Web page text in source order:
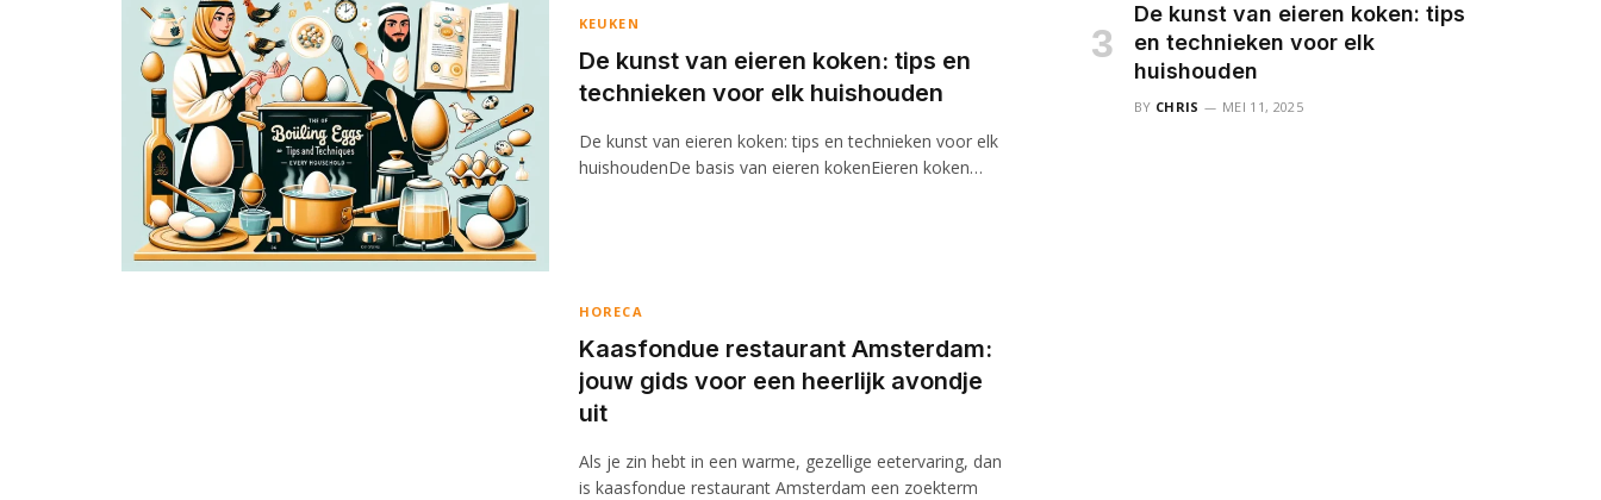
KEUKEN
De kunst van eieren koken: tips en
technieken voor elk huishouden
De kunst van eieren koken: tips en technieken voor elk
huishoudenDe basis van eieren kokenEieren koken…
HORECA
Kaasfondue restaurant Amsterdam:
jouw gids voor een heerlijk avondje
uit
Als je zin hebt in een warme, gezellige eetervaring, dan
is kaasfondue restaurant Amsterdam een zoekterm
De kunst van eieren koken: tips
en technieken voor elk
huishouden
BY CHRIS MEI 11, 2025